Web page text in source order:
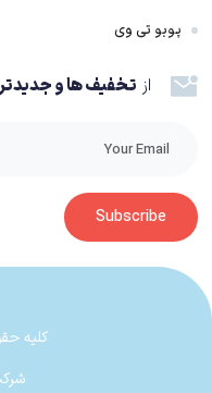
پوبو تی وی
از تخفیف ها و
Subscribe
کلیه